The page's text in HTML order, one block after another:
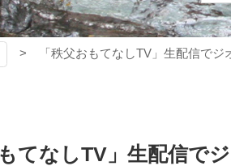
「秩父おもてなしTV」生配信でジ
もてなしTV」生配信で